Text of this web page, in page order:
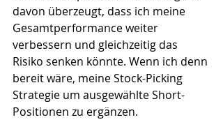
davon überzeugt, dass ich meine
Gesamtperformance weiter
verbessern und gleichzeitig das
Risiko senken könnte. Wenn ich denn
bereit wäre, meine Stock-Picking
Strategie um ausgewählte Short-
Positionen zu ergänzen.